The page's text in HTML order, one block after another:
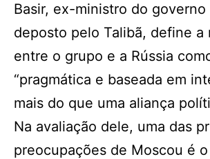
Basir, ex-ministro do governo
deposto pelo Talibã, define a
entre o grupo e a Rússia
“pragmática e baseada em
mais do que uma aliança
Na avaliação dele, uma das
preocupações de Moscou é o